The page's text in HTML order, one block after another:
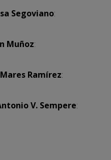
Segoviano:
Muñoz:
Ramírez:
V. Sempere: